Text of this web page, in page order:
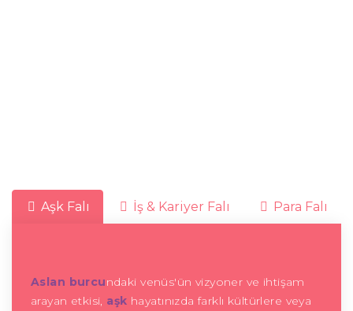
Aşk Falı İş & Kariyer Falı Para Falı
Aslan burcundaki venüs'ün vizyoner ve ihtişam
arayan etkisi, aşk hayatınızda farklı kültürlere veya